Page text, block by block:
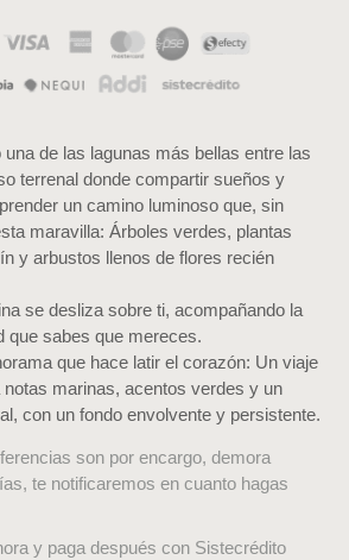
de las lagunas más bellas entre las
terrenal donde compartir sueños y
un camino luminoso que, sin
maravilla: Árboles verdes, plantas
y arbustos llenos de flores recién
se desliza sobre ti, acompañando la
que sabes que mereces.
que hace latir el corazón: Un viaje
marinas, acentos verdes y un
con un fondo envolvente y persistente.
son por encargo, demora
te notificaremos en cuanto hagas
y paga después con Sistecrédito